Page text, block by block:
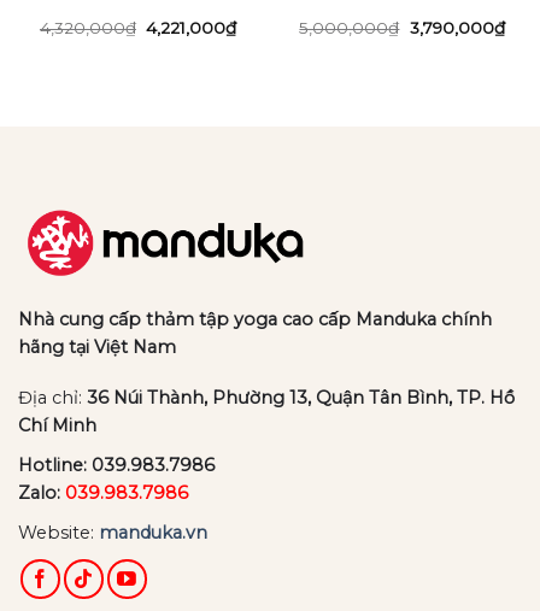
4,320,000₫ Giá
gốc
4,221,000₫Giá
hiện
5,000,000₫ Giá
gốc
3,790,000₫Giá
hiện
Nhà cung cấp thảm tập yoga cao cấp Manduka chính
hãng tại Việt Nam
Địa chỉ: 36 Núi Thành, Phường 13, Quận Tân Bình, TP. Hồ
Chí Minh
Hotline: 039.983.7986
Zalo: 039.983.7986
Website: manduka.vn